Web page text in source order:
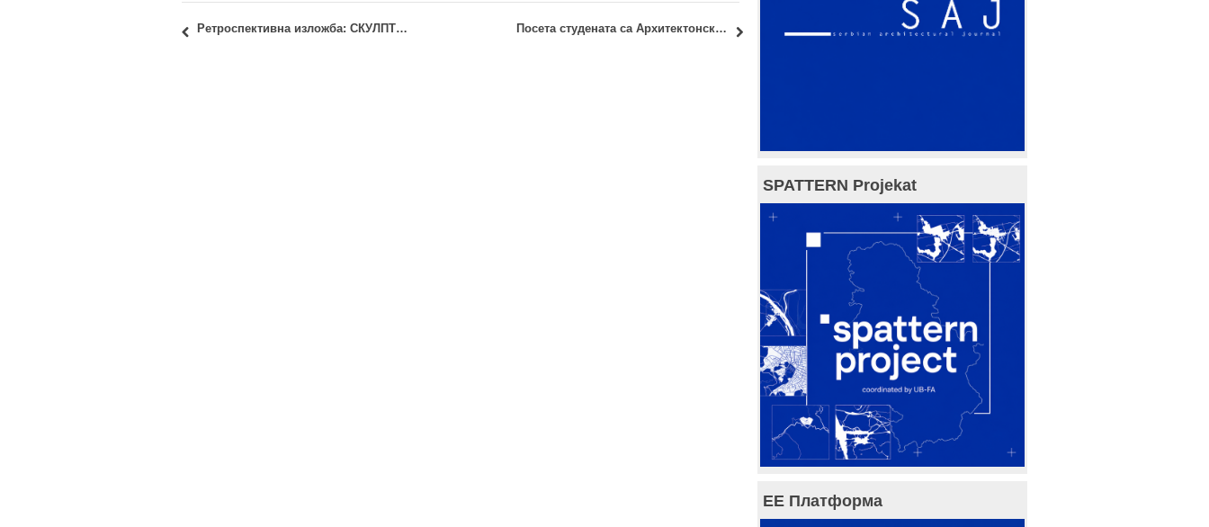
Ретроспективна изложба: СКУЛПТУРЕ, др арх. Зоран Никезић, професор у пензији Посета студената са Архитектонског факултета Универзитета у Ахену
SPATTERN Projekat
ЕЕ Платформа